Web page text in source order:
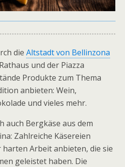
die Altstadt von Bellinzona
und der Piazza
Produkte zum Thema
anbieten: Wein,
und vieles mehr.
auch Bergkäse aus dem
Zahlreiche Käsereien
harten Arbeit anbieten, die sie
geleistet haben. Die